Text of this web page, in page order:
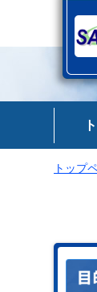
トップ